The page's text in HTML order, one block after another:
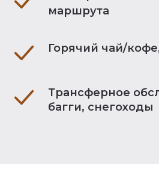
маршрута
Горячий чай/
Трансферное
багги, снегоходы